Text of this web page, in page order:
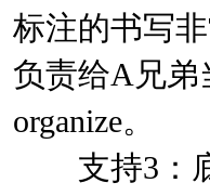
标注的书写
负责给A兄弟
organize。
支持3：底